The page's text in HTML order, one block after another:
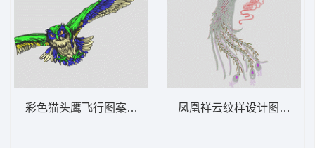
彩色猫头鹰飞行图案 鹰 凤凰祥云纹样设计图 凤凰